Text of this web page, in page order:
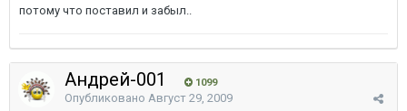
потому что поставил и забыл..
Андрей-001 1099
Опубликовано Август 29, 2009